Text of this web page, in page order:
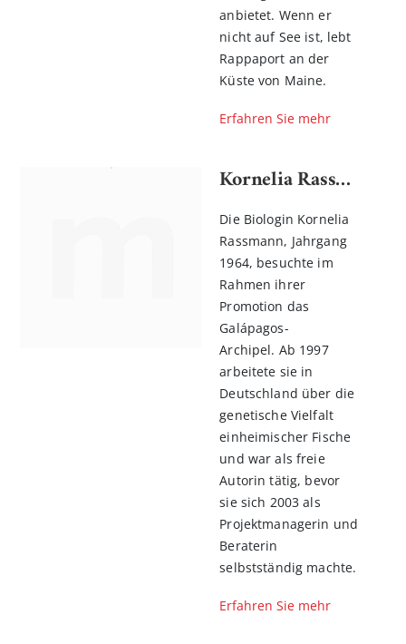
anbietet. Wenn er
nicht auf See ist, lebt
Rappaport an der
Küste von Maine.
Erfahren Sie mehr
Kornelia Rassmann
Die Biologin Kornelia
Rassmann, Jahrgang
1964, besuchte im
Rahmen ihrer
Promotion das
Galápagos-
Archipel. Ab 1997
arbeitete sie in
Deutschland über die
genetische Vielfalt
einheimischer Fische
und war als freie
Autorin tätig, bevor
sie sich 2003 als
Projektmanagerin und
Beraterin
selbstständig machte.
Erfahren Sie mehr